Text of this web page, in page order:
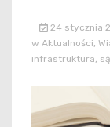
24 stycznia
w Aktualności,
infrastruktura,